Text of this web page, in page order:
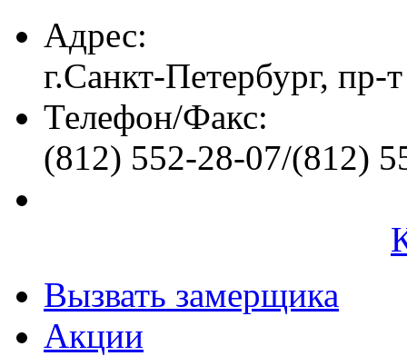
Адрес:
г.Санкт-Петербург, пр-
Телефон/Факс:
(812) 552-28-07/(812)
Вызвать замерщика
Акции